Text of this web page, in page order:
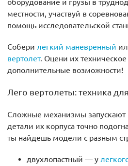
оборудование и грузы в
местности, участвуй в
помощь исследовательской
Собери легкий маневренный
вертолет. Оцени их
дополнительные возможности!
Лего вертолеты: техника
Сложные механизмы
детали их корпуса точно
ты найдешь модели с разным
двухлопастный — у